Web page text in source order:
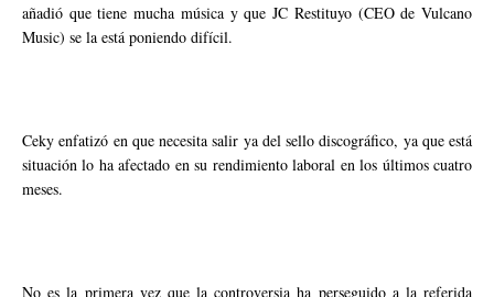
añadió que tiene mucha música y que JC Restituyo (CEO de Vulcano
Music) se la está poniendo difícil.
Ceky enfatizó en que necesita salir ya del sello discográfico, ya que está
situación lo ha afectado en su rendimiento laboral en los últimos cuatro
meses.
No es la primera vez que la controversia ha perseguido a la referida